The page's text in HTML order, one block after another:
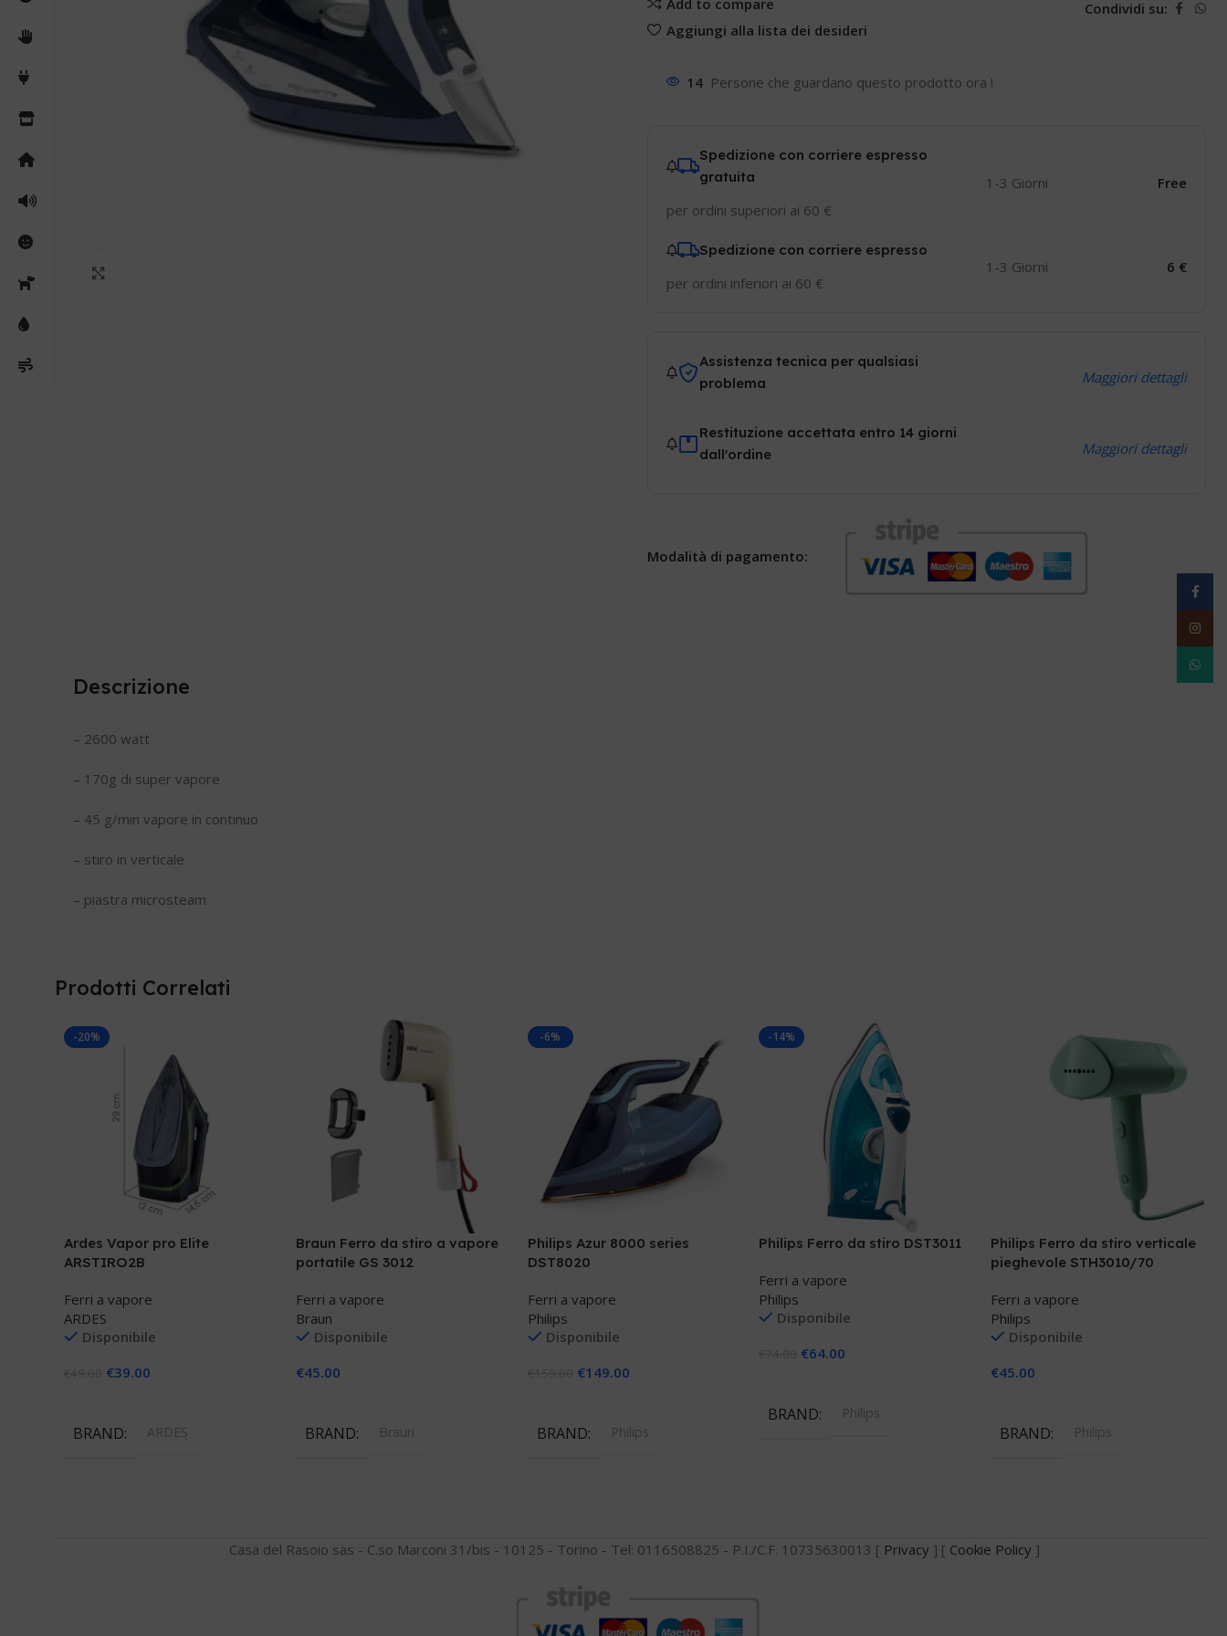
Aggiungi alla lista dei desideri
Condividi su:
14 Persone che guardano questo prodotto ora !
Spedizione con corriere espresso
gratuita
per ordini superiori ai 60 €
1-3 Giorni Free
Spedizione con corriere espresso
per ordini inferiori ai 60 €
1-3 Giorni 6 €
Assistenza tecnica per qualsiasi
problema
Maggiori dettagli
Restituzione accettata entro 14 giorni
dall'ordine
Maggiori dettagli
Modalità di pagamento:
Descrizione
– 2600 watt
– 170g di super vapore
– 45 g/min vapore in continuo
– stiro in verticale
– piastra microsteam
Prodotti Correlati
-20%
Ardes Vapor pro Elite
ARSTIRO2B
Ferri a vapore
ARDES
Disponibile
€39.00
BRAND ARDES
Braun Ferro da stiro a vapore
portatile GS 3012
Ferri a vapore
Braun
Disponibile
€45.00
BRAND Braun
-6%
Philips Azur 8000 series
DST8020
Ferri a vapore
Philips
Disponibile
€149.00
BRAND Philips
-14%
Philips Ferro da stiro DST3011
Ferri a vapore
Philips
Disponibile
€64.00
BRAND Philips
Philips Ferro da stiro verticale
pieghevole STH3010/70
Ferri a vapore
Philips
Disponibile
€45.00
BRAND Philips
Casa del Rasoio sas - C.so Marconi 31/bis - 10125 - Torino - Tel: 0116508825 - P.I./C.F. 10735630013 [ Privacy ] [ Cookie Policy ]